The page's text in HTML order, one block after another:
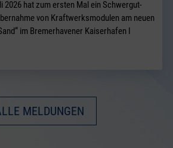
2026 hat zum ersten Mal ein Schwergut-
von Kraftwerksmodulen am neuen
im Bremerhavener Kaiserhafen I
MELDUNGEN